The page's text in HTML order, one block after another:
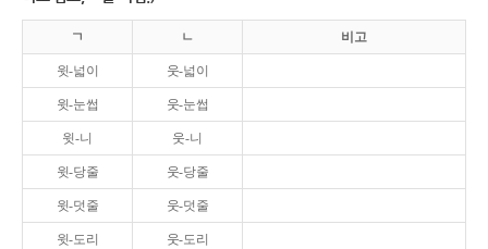
ㄱ ㄴ 비고
윗-넓이 웃-넓이
윗-눈썹 웃-눈썹
윗-니 웃-니
윗-당줄 웃-당줄
윗-덧줄 웃-덧줄
윗-도리 웃-도리